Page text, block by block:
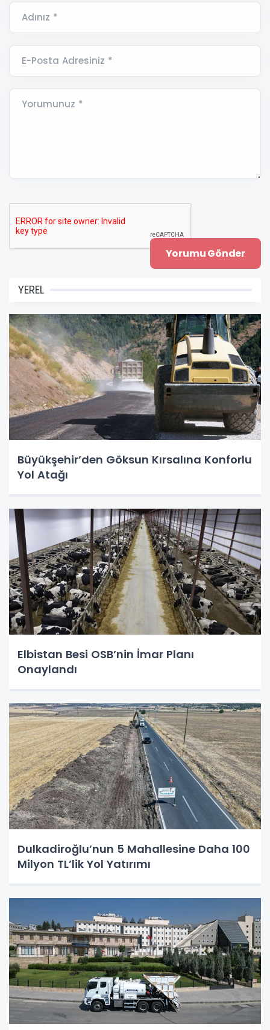
Adınız *
E-Posta Adresiniz *
Yorumunuz *
YEREL
Büyükşehir’den Göksun Kırsalına Konforlu
Yol Atağı
Elbistan Besi OSB’nin İmar Planı
Onaylandı
Dulkadiroğlu’nun 5 Mahallesine Daha 100
Milyon TL’lik Yol Yatırımı